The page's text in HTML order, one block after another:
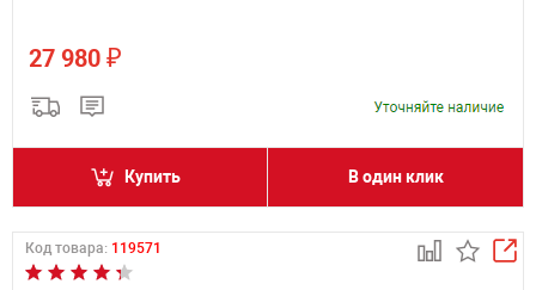
27 980 ₽
Купить В один клик
Код товара: 119571